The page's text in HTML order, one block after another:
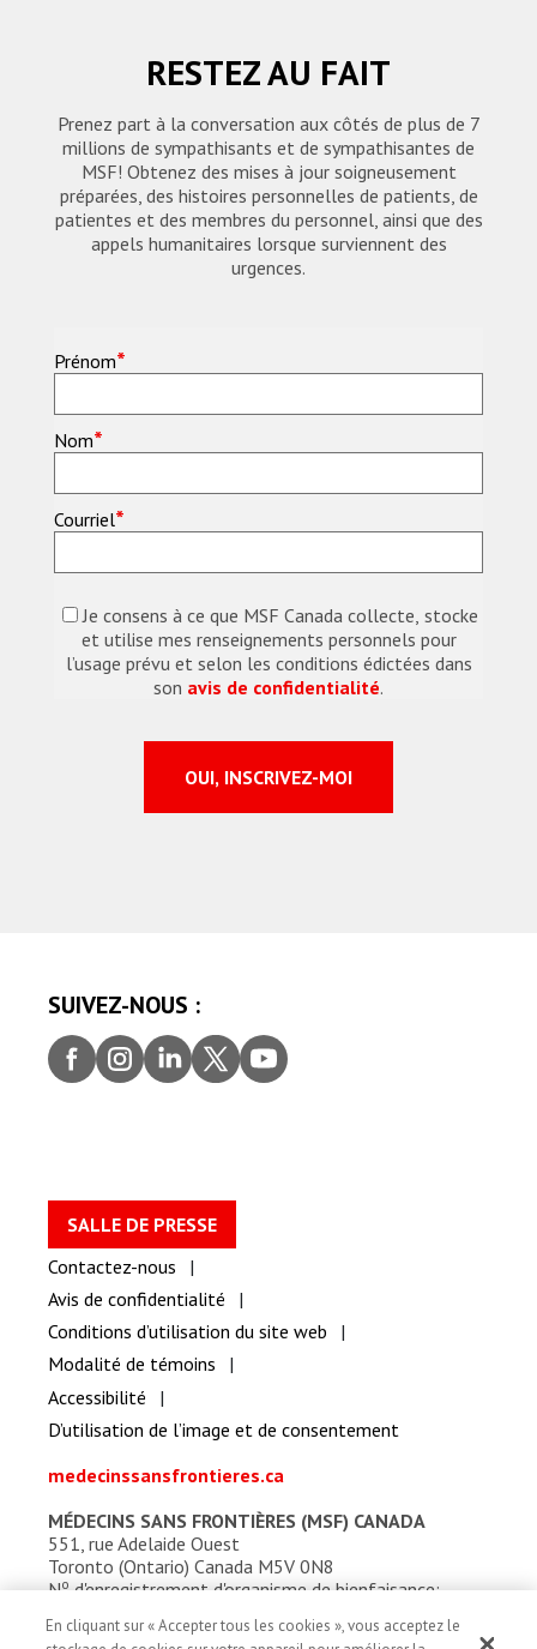
RESTEZ AU FAIT
Prenez part à la conversation aux côtés de plus de 7
millions de sympathisants et de sympathisantes de
MSF! Obtenez des mises à jour soigneusement
préparées, des histoires personnelles de patients, de
patientes et des membres du personnel, ainsi que des
appels humanitaires lorsque surviennent des
urgences.
Prénom*
Nom*
Courriel*
Je consens à ce que MSF Canada collecte, stocke
et utilise mes renseignements personnels pour
l’usage prévu et selon les conditions édictées dans
son avis de confidentialité.
SUIVEZ-NOUS :
Faceb
ook
Insta
gram
Linke
dIn
Twitt
er
youtu
be
SALLE DE PRESSE
Contactez-nous
Avis de confidentialité
Conditions d’utilisation du site web
Modalité de témoins
Accessibilité
D’utilisation de l’image et de consentement
medecinssansfrontieres.ca
MÉDECINS SANS FRONTIÈRES (MSF) CANADA
551, rue Adelaide Ouest
Toronto (Ontario) Canada M5V 0N8
Nod'enregistrement d'organisme de bienfaisance:
En cliquant sur « Accepter tous les cookies », vous acceptez le